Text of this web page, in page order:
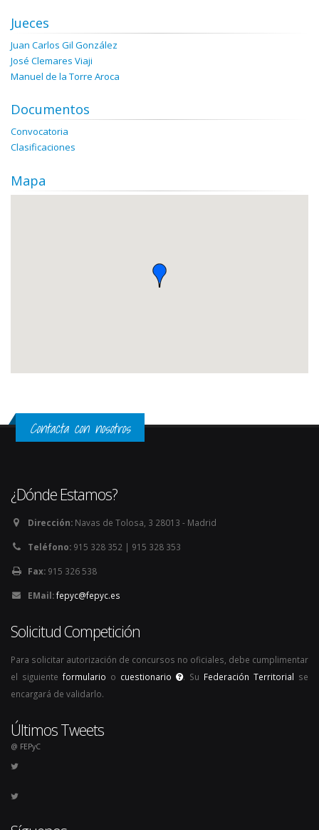
Jueces
Juan Carlos Gil González
José Clemares Viaji
Manuel de la Torre Aroca
Documentos
Convocatoria
Clasificaciones
Mapa
Contacta con nosotros
¿Dónde Estamos?
Dirección: Navas de Tolosa, 3 28013 - Madrid
Teléfono: 915 328 352 | 915 328 353
Fax: 915 326 538
EMail:fepyc@fepyc.es
Solicitud Competición
Para solicitar autorización de concursos no oficiales, debe cumplimentar
el siguiente formulario o cuestionario . Su Federación Territorial se
encargará de validarlo.
Últimos Tweets
@ FEPyC